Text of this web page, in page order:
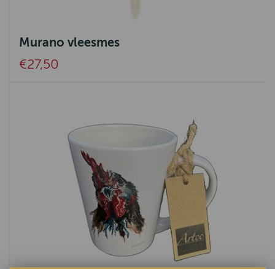
Murano vleesmes
€27,50